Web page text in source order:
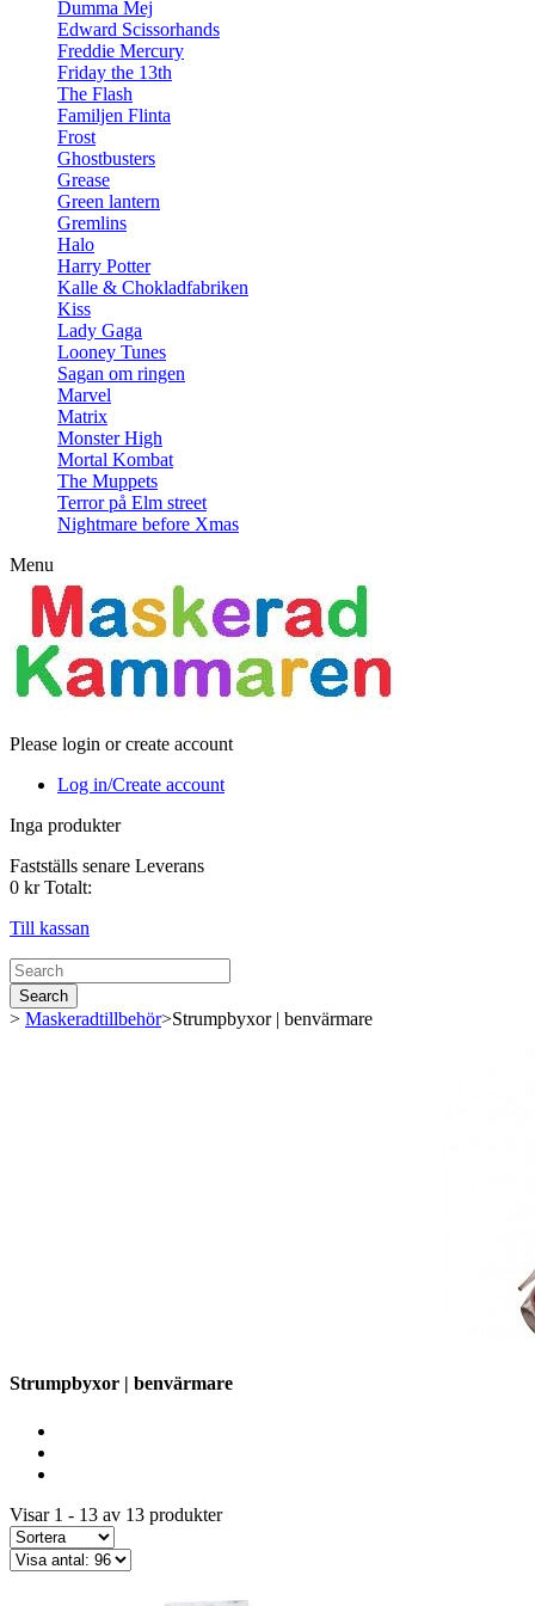
Dumma Mej
Edward Scissorhands
Freddie Mercury
Friday the 13th
The Flash
Familjen Flinta
Frost
Ghostbusters
Grease
Green lantern
Gremlins
Halo
Harry Potter
Kalle & Chokladfabriken
Kiss
Lady Gaga
Looney Tunes
Sagan om ringen
Marvel
Matrix
Monster High
Mortal Kombat
The Muppets
Terror på Elm street
Nightmare before Xmas
Menu
Please login or create account
Log in/Create account
Inga produkter
Fastställs senare Leverans
0 kr Totalt:
Till kassan
Search
> Maskeradtillbehör>Strumpbyxor | benvärmare
Strumpbyxor | benvärmare
Visar 1 - 13 av 13 produkter